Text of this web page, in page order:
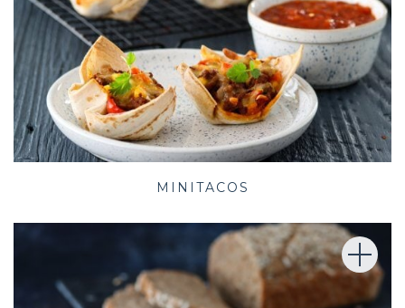
MINITACOS